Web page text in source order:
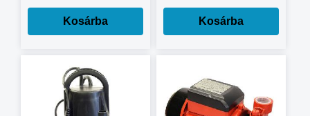
Kosárba Kosárba